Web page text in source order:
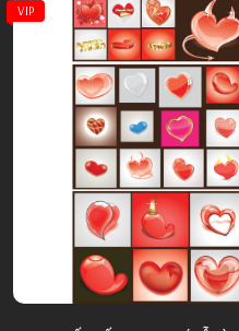
VIP